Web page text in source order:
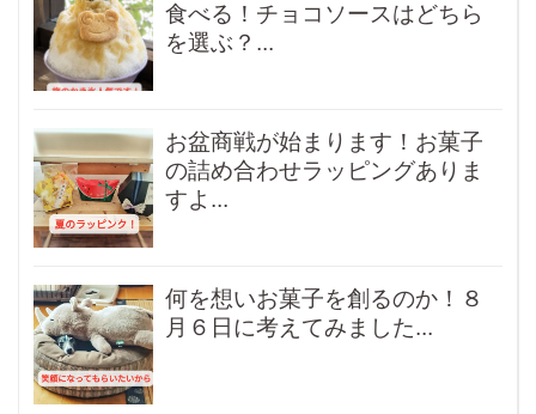
食べる！チョコソースはどちら
を選ぶ？...
お盆商戦が始まります！お菓子
の詰め合わせラッピングありま
すよ...
何を想いお菓子を創るのか！８
月６日に考えてみました...